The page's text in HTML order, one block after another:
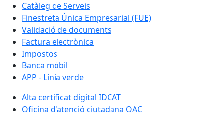
Catàleg de Serveis
Finestreta Única Empresarial (FUE)
Validació de documents
Factura electrònica
Impostos
Banca mòbil
APP - Línia verde
Alta certificat digital IDCAT
Oficina d'atenció ciutadana OAC